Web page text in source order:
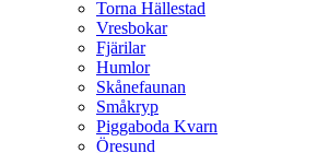
Torna Hällestad
Vresbokar
Fjärilar
Humlor
Skånefaunan
Småkryp
Piggaboda Kvarn
Öresund